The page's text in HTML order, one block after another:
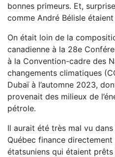
bonnes primeurs. Et,
comme André Bélisle
On était loin de la
canadienne à la 28e
à la Convention-cadre des
changements climatiques
Dubaï à l’automne 2023,
provenait des milieux de
pétrole.
Il aurait été très mal vu
Québec finance
étatsuniens qui étaient